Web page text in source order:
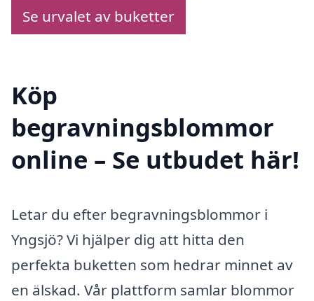
Se urvalet av buketter
Köp
begravningsblommor
online – Se utbudet här!
Letar du efter begravningsblommor i
Yngsjö? Vi hjälper dig att hitta den
perfekta buketten som hedrar minnet av
en älskad. Vår plattform samlar blommor